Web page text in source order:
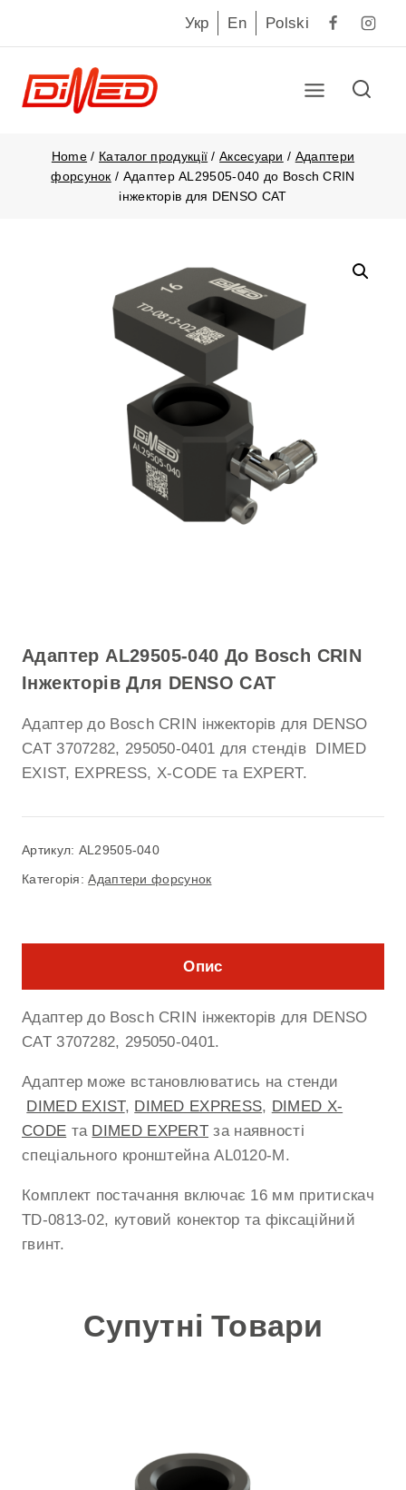
Укр En Polski
Home / Каталог продукції / Аксесуари / Адаптери
форсунок / Адаптер AL29505-040 до Bosch CRIN
інжекторів для DENSO CAT
Адаптер AL29505-040 До Bosch CRIN
Інжекторів Для DENSO CAT
Адаптер до Bosch CRIN інжекторів для DENSO
CAT 3707282, 295050-0401 для стендів DIMED
EXIST, EXPRESS, X-CODE та EXPERT.
Артикул: AL29505-040
Категорія:Адаптери форсунок
Опис
Адаптер до Bosch CRIN інжекторів для DENSO
CAT 3707282, 295050-0401.
Адаптер може встановлюватись на стенди
DIMED EXIST, DIMED EXPRESS, DIMED X-
CODE та DIMED EXPERT за наявності
спеціального кронштейна AL0120-M.
Комплект постачання включає 16 мм притискач
TD-0813-02, кутовий конектор та фіксаційний
гвинт.
Супутні Товари